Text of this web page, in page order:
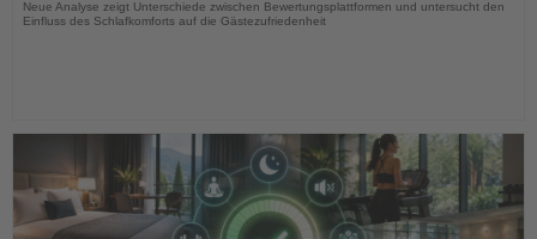
Neue Analyse zeigt Unterschiede zwischen Bewertungsplattformen und untersucht den
Einfluss des Schlafkomforts auf die Gästezufriedenheit